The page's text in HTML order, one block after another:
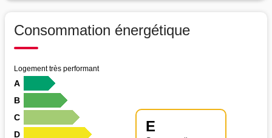
Consommation énergétique
Logement très performant
E
A
B
C
D